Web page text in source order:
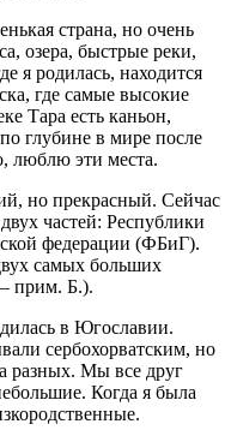
страна, но очень
озера, быстрые реки,
я родилась, находится
где самые высокие
Тара есть каньон,
глубине в мире после
люблю эти места.
но прекрасный. Сейчас
частей: Республики
федерации (ФБиГ).
самых больших
прим. Б.).
в Югославии.
сербохорватским, но
разных. Мы все друг
Когда я была